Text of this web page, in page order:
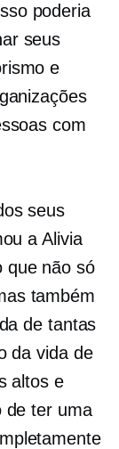
poderia
seus
e
com
seus
a Alivia
que não só
também
de tantas
da vida de
altos e
de ter uma